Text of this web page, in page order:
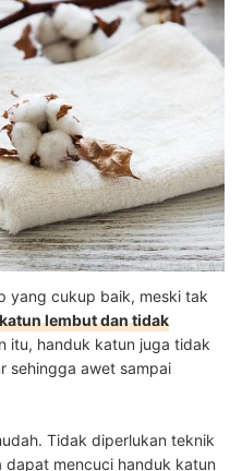
yang cukup baik, meski tak
lembut dan tidak
itu, handuk katun juga tidak
sehingga awet sampai
Tidak diperlukan teknik
dapat mencuci handuk katun